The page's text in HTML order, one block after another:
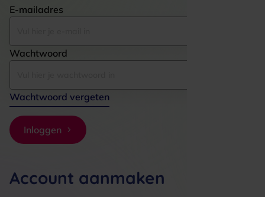
E-mailadres
Wachtwoord
Wachtwoord vergeten
Inloggen
Account aanmaken